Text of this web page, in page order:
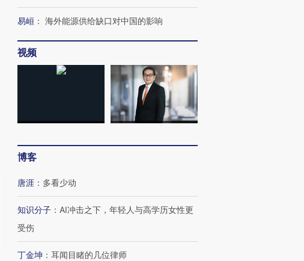
易峘 ： 海外能源供给缺口对中国的影响
视频
博客
唐涯 ： 多看少动
知识分子 ： AI冲击之下，年轻人与高学历女性更
受伤
丁金坤 ： 耳闻目睹的几位律师